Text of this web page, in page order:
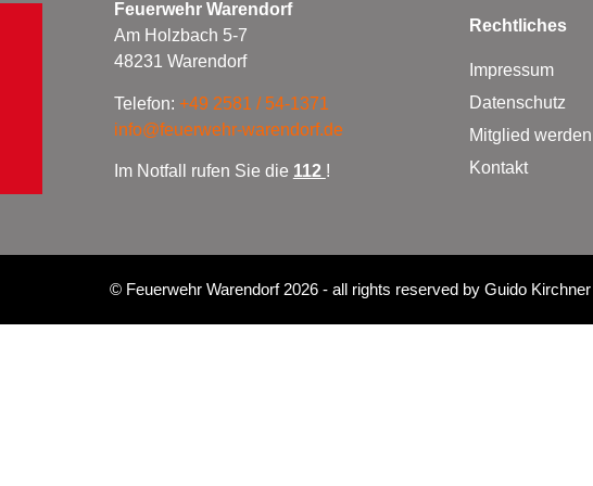
Feuerwehr Warendorf
Am Holzbach 5-7
48231 Warendorf
Telefon: +49 2581 / 54-1371
info@feuerwehr-warendorf.de
Im Notfall rufen Sie die 112 !
Rechtliches
Impressum
Datenschutz
Mitglied
Kontakt
© Feuerwehr Warendorf 2026- all rights reserved by Guido Kirchner